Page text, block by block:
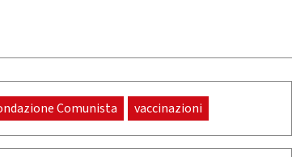
Comunista vaccinazioni